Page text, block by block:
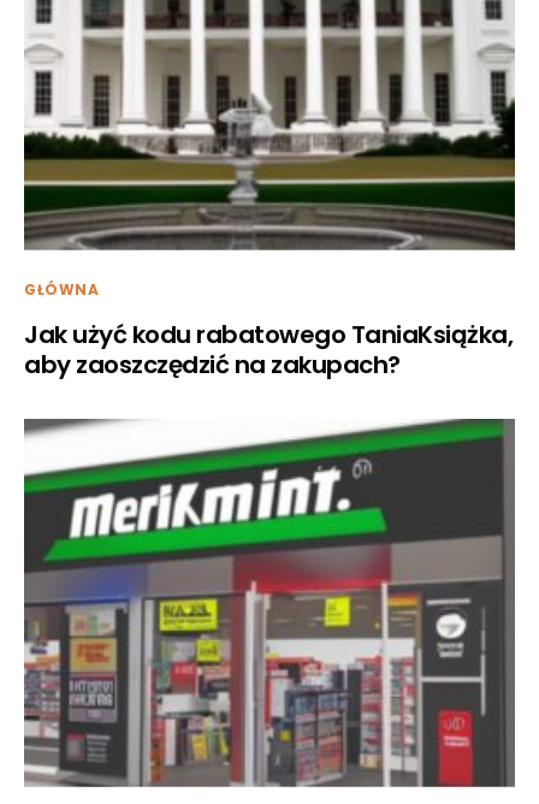
GŁÓWNA
Jak użyć kodu rabatowego TaniaKsiążka,
aby zaoszczędzić na zakupach?